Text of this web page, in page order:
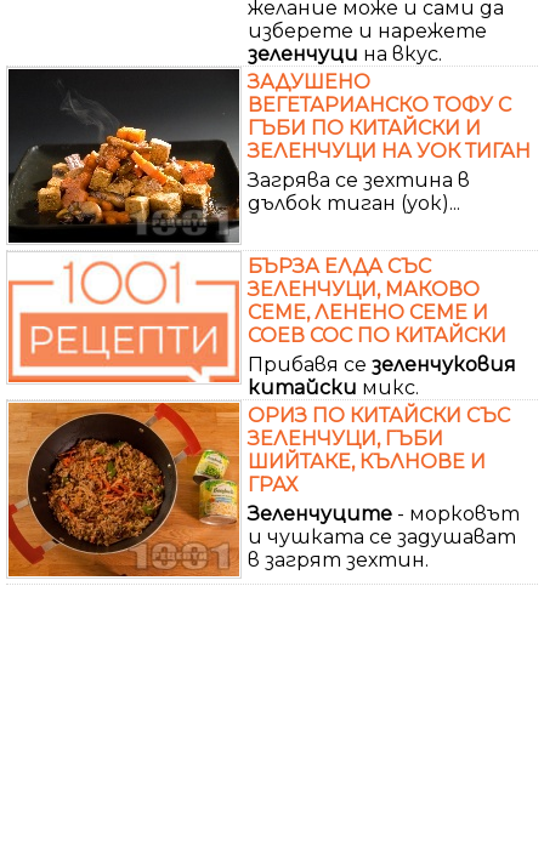
желание може и сами да
изберете и нарежете
зеленчуци на вкус.
ЗАДУШЕНО
ВЕГЕТАРИАНСКО ТОФУ С
ГЪБИ ПО КИТАЙСКИ И
ЗЕЛЕНЧУЦИ НА УОК ТИГАН
Загрява се зехтина в
дълбок тиган (уок)...
БЪРЗА ЕЛДА СЪС
ЗЕЛЕНЧУЦИ, МАКОВО
СЕМЕ, ЛЕНЕНО СЕМЕ И
СОЕВ СОС ПО КИТАЙСКИ
Прибавя се зеленчуковия
китайски микс.
ОРИЗ ПО КИТАЙСКИ СЪС
ЗЕЛЕНЧУЦИ, ГЪБИ
ШИЙТАКЕ, КЪЛНОВЕ И
ГРАХ
Зеленчуците - морковът
и чушката се задушават
в загрят зехтин.